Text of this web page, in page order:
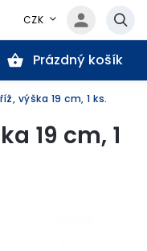
CZK
Prázdný košík
výška 19 cm, 1 ks.
19 cm, 1